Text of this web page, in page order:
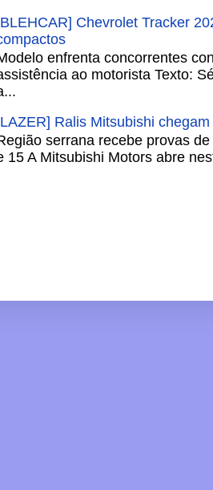
Chevrolet Tracker
enfrenta concorrentes
ao motorista Texto:
Ralis Mitsubishi
serrana recebe provas
15 A Mitsubishi Motors abre